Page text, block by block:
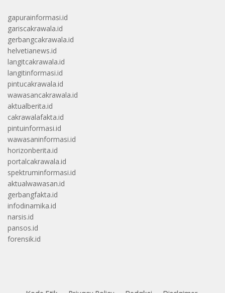
gapurainformasi.id
gariscakrawala.id
gerbangcakrawala.id
helvetianews.id
langitcakrawala.id
langitinformasi.id
pintucakrawala.id
wawasancakrawala.id
aktualberita.id
cakrawalafakta.id
pintuinformasi.id
wawasaninformasi.id
horizonberita.id
portalcakrawala.id
spektruminformasi.id
aktualwawasan.id
gerbangfakta.id
infodinamika.id
narsis.id
pansos.id
forensik.id